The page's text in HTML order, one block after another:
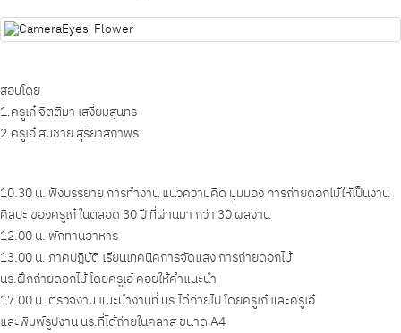
สอนโดย
1.ครูเก๋ จิตติมา เสงี่ยมสุนทร
2.ครูเอ๋ สมชาย สุริยาสถาพร
10.30 น. ฟังบรรยาย การทำงาน แนวความคิด มุมมอง การถ่ายดอกไม้ใหัเป็นงาน
ศิลปะ ของครูเก๋ ในตลอด 30 ปี ที่ผ่านมา กว่า 30 ผลงาน
12.00 น. พักทานอาหาร
13.00 น. ภาคปฎิบัติ เรียนเทคนิคการจัดแสง การถ่ายดอกไม้
นร.ฝึกถ่ายดอกไม้ โดยครูเอ๋ คอยให้คำแนะนำ
17.00 น. ตรวจงาน แนะนำงานที่ นร.ได้ถ่ายไป โดยครูเก๋ และครูเอ๋
และพิมพ์รูปงาน นร.ที่ได้ถ่ายในคลาส ขนาด A4